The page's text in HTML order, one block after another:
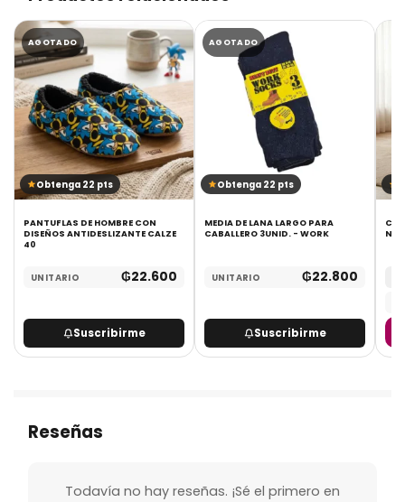
AGOTADO
Obtenga 22 pts
PANTUFLAS DE HOMBRE CON
DISEÑOS ANTIDESLIZANTE CALZE
40
UNITARIO ₲22.600
Suscribirme
AGOTADO
Obtenga 22 pts
MEDIA DE LANA LARGO PARA
CABALLERO 3UNID. - WORK
UNITARIO ₲22.800
Suscribirme
Reseñas
Todavía no hay reseñas. ¡Sé el primero en